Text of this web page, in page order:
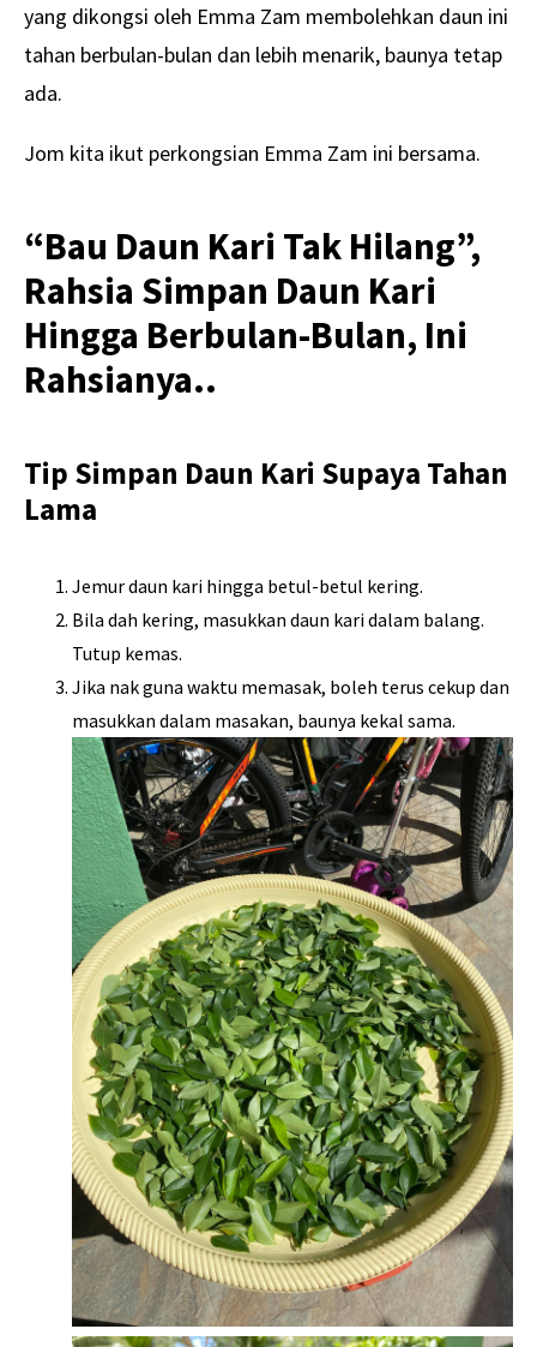
yang dikongsi oleh Emma Zam membolehkan daun ini
tahan berbulan-bulan dan lebih menarik, baunya tetap
ada.
Jom kita ikut perkongsian Emma Zam ini bersama.
“Bau Daun Kari Tak Hilang”,
Rahsia Simpan Daun Kari
Hingga Berbulan-Bulan, Ini
Rahsianya..
Tip Simpan Daun Kari Supaya Tahan
Lama
Jemur daun kari hingga betul-betul kering.
Bila dah kering, masukkan daun kari dalam balang.
Tutup kemas.
Jika nak guna waktu memasak, boleh terus cekup dan
masukkan dalam masakan, baunya kekal sama.